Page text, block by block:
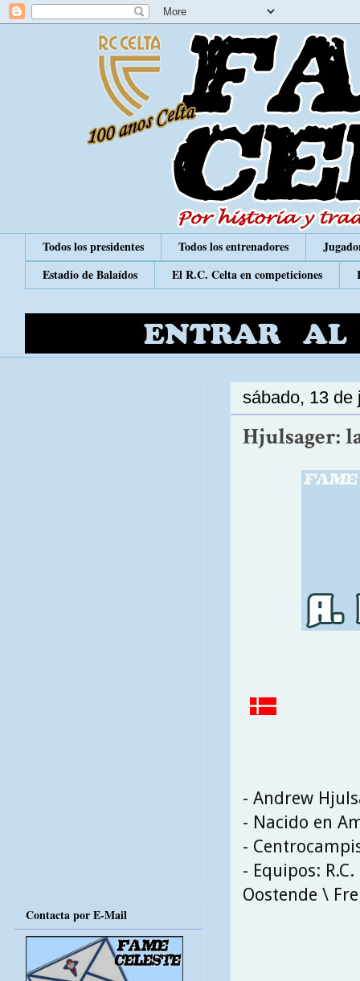
Todos los presidentes Todos los entrenadores
Estadio de Balaídos
El R.C. Celta en competiciones
sábado, 13 de
Hjulsager:
- Andrew
- Nacido en
-
- Equipos:
Oostende \
Contacta por E-Mail